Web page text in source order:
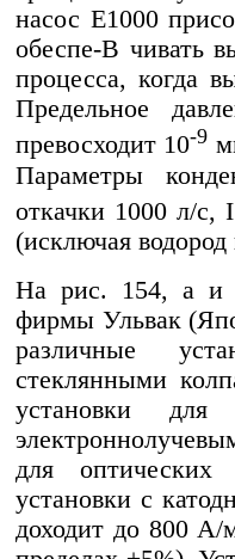
насос Е1000
обеспе-В чивать
процесса, когда
Предельное
превосходит 10-9
Параметры
откачки 1000 л/с,
(исключая водород
На рис. 154, а и
фирмы Ульвак
различные
стеклянными
установки
для
установки с
доходит до 800